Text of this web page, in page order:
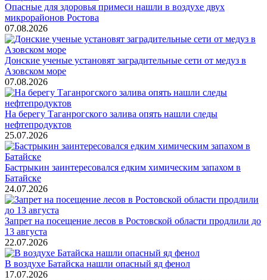
Опасные для здоровья примеси нашли в воздухе двух
микрорайонов Ростова
07.08.2026
Донские ученые установят заградительные сети от медуз в
Азовском море
07.08.2026
На берегу Таганрогского залива опять нашли следы
нефтепродуктов
25.07.2026
Бастрыкин заинтересовался едким химическим запахом в
Батайске
24.07.2026
Запрет на посещение лесов в Ростовской области продлили до
13 августа
22.07.2026
В воздухе Батайска нашли опасный яд фенол
17.07.2026